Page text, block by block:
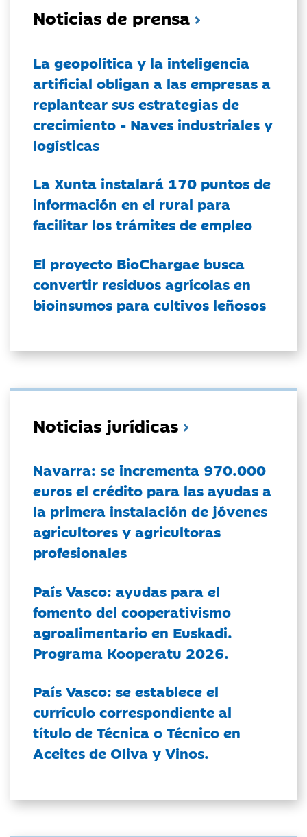
Noticias de prensa
La geopolítica y la inteligencia
artificial obligan a las empresas a
replantear sus estrategias de
crecimiento - Naves industriales y
logísticas
La Xunta instalará 170 puntos de
información en el rural para
facilitar los trámites de empleo
El proyecto BioChargae busca
convertir residuos agrícolas en
bioinsumos para cultivos leñosos
Noticias jurídicas
Navarra: se incrementa 970.000
euros el crédito para las ayudas a
la primera instalación de jóvenes
agricultores y agricultoras
profesionales
País Vasco: ayudas para el
fomento del cooperativismo
agroalimentario en Euskadi.
Programa Kooperatu 2026.
País Vasco: se establece el
currículo correspondiente al
título de Técnica o Técnico en
Aceites de Oliva y Vinos.